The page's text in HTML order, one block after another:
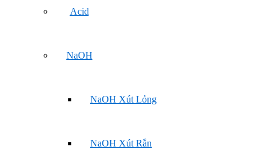
Acid
NaOH
NaOH Xút Lỏng
NaOH Xút Rắn